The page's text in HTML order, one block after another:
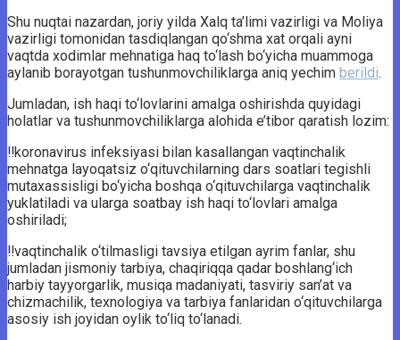
Shu nuqtai nazardan, joriy yilda Xalq ta’limi vazirligi va Moliya
vazirligi tomonidan tasdiqlangan qo‘shma xat orqali ayni
vaqtda xodimlar mehnatiga haq to‘lash bo‘yicha muammoga
aylanib borayotgan tushunmovchiliklarga aniq yechim berildi.
Jumladan, ish haqi to‘lovlarini amalga oshirishda quyidagi
holatlar va tushunmovchiliklarga alohida e’tibor qaratish lozim:
‼️koronavirus infeksiyasi bilan kasallangan vaqtinchalik
mehnatga layoqatsiz o‘qituvchilarning dars soatlari tegishli
mutaxassisligi bo‘yicha boshqa o‘qituvchilarga vaqtinchalik
yuklatiladi va ularga soatbay ish haqi to‘lovlari amalga
oshiriladi;
‼️vaqtinchalik o‘tilmasligi tavsiya etilgan ayrim fanlar, shu
jumladan jismoniy tarbiya, chaqiriqqa qadar boshlang‘ich
harbiy tayyorgarlik, musiqa madaniyati, tasviriy san’at va
chizmachilik, texnologiya va tarbiya fanlaridan o‘qituvchilarga
asosiy ish joyidan oylik to‘liq to‘lanadi.